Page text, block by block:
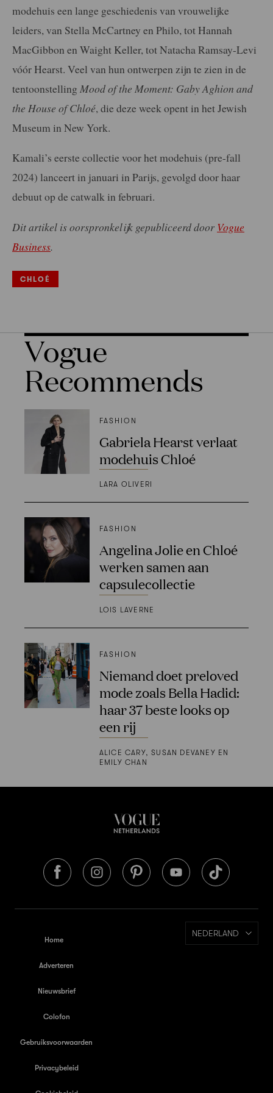
modehuis een lange geschiedenis van vrouwelijke
leiders, van Stella McCartney en Philo, tot Hannah
MacGibbon en Waight Keller, tot Natacha Ramsay-Levi
vóór Hearst. Veel van hun ontwerpen zijn te zien in de
tentoonstelling Mood of the Moment: Gaby Aghion and
the House of Chloé, die deze week opent in het Jewish
Museum in New York.
Kamali’s eerste collectie voor het modehuis (pre-fall
2024) lanceert in januari in Parijs, gevolgd door haar
debuut op de catwalk in februari.
Dit artikel is oorspronkelijk gepubliceerd door Vogue
Business.
CHLOÉ
Vogue
Recommends
FASHION
Gabriela Hearst verlaat
modehuis Chloé
LARA OLIVERI
FASHION
Angelina Jolie en Chloé
werken samen aan
capsulecollectie
LOIS LAVERNE
FASHION
Niemand doet preloved
mode zoals Bella Hadid:
haar 37 beste looks op
een rij
ALICE CARY, SUSAN DEVANEY EN
EMILY CHAN
Home
Adverteren
Nieuwsbrief
Colofon
Gebruiksvoorwaarden
Privacybeleid
NEDERLAND